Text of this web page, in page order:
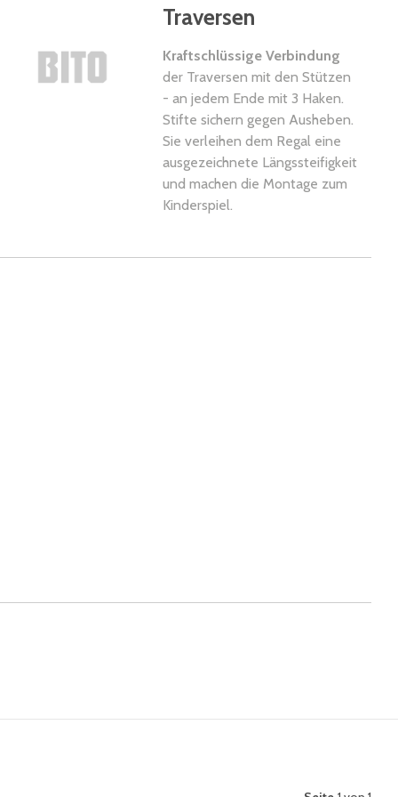
Traversen
Kraftschlüssige Verbindung
der Traversen mit den Stützen
- an jedem Ende mit 3 Haken.
Stifte sichern gegen Ausheben.
Sie verleihen dem Regal eine
ausgezeichnete Längssteifigkeit
und machen die Montage zum
Kinderspiel.